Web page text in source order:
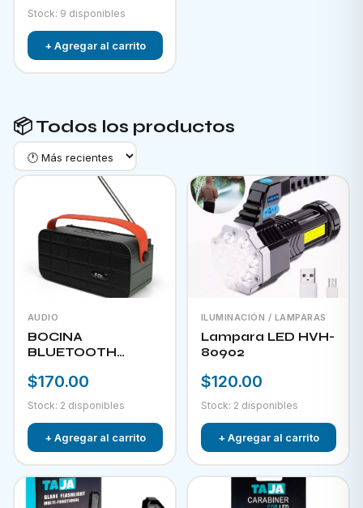
Stock: 9 disponibles
+ Agregar al carrito
📦 Todos los productos
AUDIO
BOCINA
BLUETOOTH
PANEL SOLAR FOL
$170.00
Stock: 2 disponibles
+ Agregar al carrito
ILUMINACIÓN / LAMPARAS
Lampara LED HVH-
80902
$120.00
Stock: 2 disponibles
+ Agregar al carrito